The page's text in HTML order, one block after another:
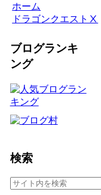
ホーム
ドラゴンクエストⅩ
ブログランキ
ング
検索